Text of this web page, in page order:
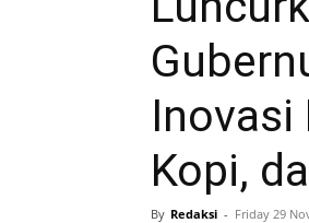
Inovasi
Kopi,
By Redaksi - Friday 29